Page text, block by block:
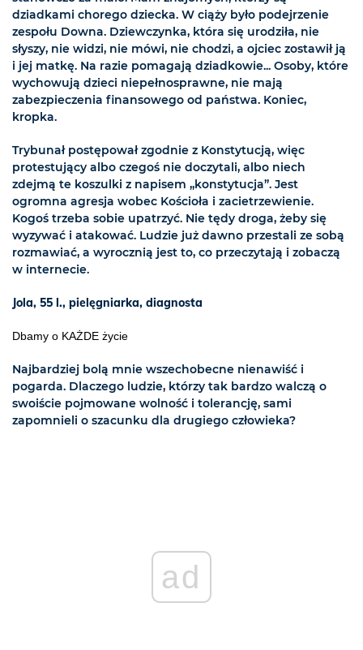
dziadkami chorego dziecka. W ciąży było podejrzenie
zespołu Downa. Dziewczynka, która się urodziła, nie
słyszy, nie widzi, nie mówi, nie chodzi, a ojciec zostawił ją
i jej matkę. Na razie pomagają dziadkowie... Osoby, które
wychowują dzieci niepełnosprawne, nie mają
zabezpieczenia finansowego od państwa. Koniec,
kropka.
Trybunał postępował zgodnie z Konstytucją, więc
protestujący albo czegoś nie doczytali, albo niech
zdejmą te koszulki z napisem „konstytucja”. Jest
ogromna agresja wobec Kościoła i zacietrzewienie.
Kogoś trzeba sobie upatrzyć. Nie tędy droga, żeby się
wyzywać i atakować. Ludzie już dawno przestali ze sobą
rozmawiać, a wyrocznią jest to, co przeczytają i zobaczą
w internecie.
Jola, 55 l., pielęgniarka, diagnosta
Dbamy o KAŻDE życie
Najbardziej bolą mnie wszechobecne nienawiść i
pogarda. Dlaczego ludzie, którzy tak bardzo walczą o
swoiście pojmowane wolność i tolerancję, sami
zapomnieli o szacunku dla drugiego człowieka?
ad